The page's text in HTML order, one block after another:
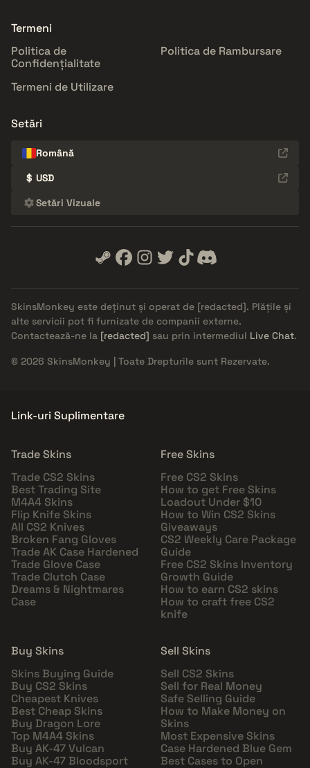
Termeni
Politica de
Confidențialitate
Politica de Rambursare
Termeni de Utilizare
Setări
Română
$ USD
Setări Vizuale
SkinsMonkey este deținut și operat de [redacted]. Plățile și
alte servicii pot fi furnizate de companii externe.
Contactează-ne la [redacted] sau prin intermediul Live Chat.
© 2026 SkinsMonkey | Toate Drepturile sunt Rezervate.
Link-uri Suplimentare
Trade Skins
Trade CS2 Skins
Best Trading Site
M4A4 Skins
Flip Knife Skins
All CS2 Knives
Broken Fang Gloves
Trade AK Case Hardened
Trade Glove Case
Trade Clutch Case
Dreams & Nightmares
Case
Free Skins
Free CS2 Skins
How to get Free Skins
Loadout Under $10
How to Win CS2 Skins
Giveaways
CS2 Weekly Care Package
Guide
Free CS2 Skins Inventory
Growth Guide
How to earn CS2 skins
How to craft free CS2
knife
Buy Skins
Skins Buying Guide
Buy CS2 Skins
Cheapest Knives
Best Cheap Skins
Buy Dragon Lore
Top M4A4 Skins
Buy AK-47 Vulcan
Buy AK-47 Bloodsport
Sell Skins
Sell CS2 Skins
Sell for Real Money
Safe Selling Guide
How to Make Money on
Skins
Most Expensive Skins
Case Hardened Blue Gem
Best Cases to Open